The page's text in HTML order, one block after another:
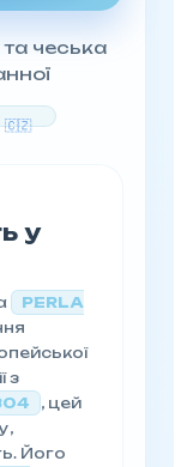
та чеська
🇨🇿
у
PERLA
з
, цей
Його